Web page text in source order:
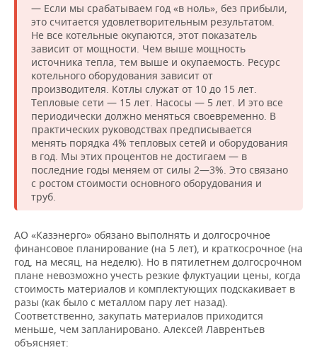
— Если мы срабатываем год «в ноль», без прибыли,
это считается удовлетворительным результатом.
Не все котельные окупаются, этот показатель
зависит от мощности. Чем выше мощность
источника тепла, тем выше и окупаемость. Ресурс
котельного оборудования зависит от
производителя. Котлы служат от 10 до 15 лет.
Тепловые сети — 15 лет. Насосы — 5 лет. И это все
периодически должно меняться своевременно. В
практических руководствах предписывается
менять порядка 4% тепловых сетей и оборудования
в год. Мы этих процентов не достигаем — в
последние годы меняем от силы 2—3%. Это связано
с ростом стоимости основного оборудования и
труб.
АО «Казэнерго» обязано выполнять и долгосрочное
финансовое планирование (на 5 лет), и краткосрочное (на
год, на месяц, на неделю). Но в пятилетнем долгосрочном
плане невозможно учесть резкие флуктуации цены, когда
стоимость материалов и комплектующих подскакивает в
разы (как было с металлом пару лет назад).
Соответственно, закупать материалов приходится
меньше, чем запланировано. Алексей Лаврентьев
объясняет: